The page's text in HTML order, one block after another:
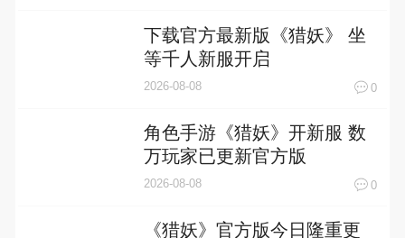
下载官方最新版《猎妖》 坐
等千人新服开启
2026-08-08 0
角色手游《猎妖》开新服 数
万玩家已更新官方版
2026-08-08 0
《猎妖》官方版今日隆重更